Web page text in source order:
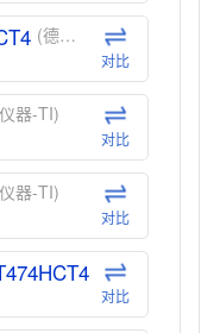
(德州仪器-TI)
对比
器-TI)
对比
器-TI)
对比
(德州仪器-TI)
对比